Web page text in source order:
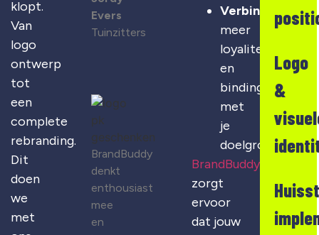
klopt.
Van
logo
ontwerp
tot
een
complete
rebranding.
Dit
doen
we
met
Evers
Tuinzitters
BrandBuddy
denkt
enthousiast
mee
en
Verbinding
meer
loyaliteit
en
binding
met
je
doelgroep
BrandBuddy
zorgt
ervoor
dat jouw
Logo
&